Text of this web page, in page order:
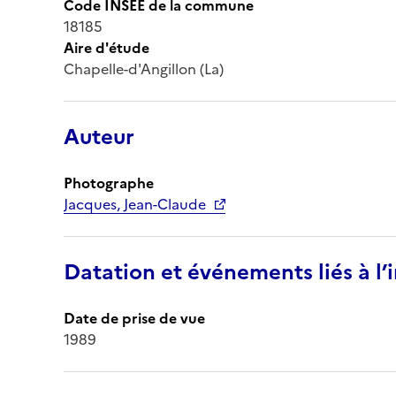
Code INSEE de la commune
18185
Aire d'étude
Chapelle-d'Angillon (La)
Auteur
Photographe
Jacques, Jean-Claude
Datation et événements liés à
Date de prise de vue
1989